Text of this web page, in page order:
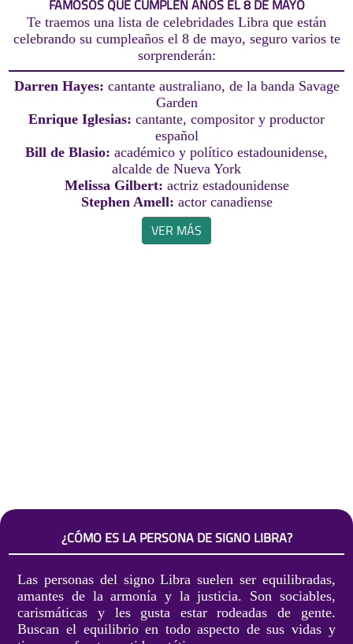
FAMOSOS QUE CUMPLEN AÑOS EL 8 DE MAYO
Te traemos una lista de celebridades Libra que están
celebrando su cumpleaños el 8 de mayo, seguro varios te
sorprenderán:
Darren Hayes: cantante australiano, de la banda Savage
Garden
Enrique Iglesias: cantante, compositor y productor
español
Bill de Blasio: académico y político estadounidense,
alcalde de Nueva York
Melissa Gilbert: actriz estadounidense
Stephen Amell: actor canadiense
VER MÁS
¿CÓMO ES LA PERSONA DE SIGNO LIBRA?
Las personas del signo Libra suelen ser equilibradas,
amantes de la armonía y la justicia. Son sociables,
carismáticas y les gusta estar rodeadas de gente.
Buscan el equilibrio en todo aspecto de sus vidas y